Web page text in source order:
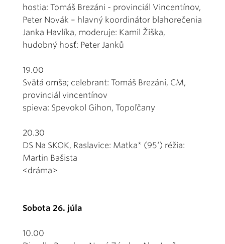
hostia: Tomáš Brezáni - provinciál Vincentínov,
Peter Novák – hlavný koordinátor blahorečenia
Janka Havlíka, moderuje: Kamil Žiška,
hudobný hosť: Peter Janků
19.00
Svätá omša; celebrant: Tomáš Brezáni, CM,
provinciál vincentínov
spieva: Spevokol Gihon, Topoľčany
20.30
DS Na SKOK, Raslavice: Matka* (95‘) réžia:
Martin Bašista
<dráma>
Sobota 26. júla
10.00